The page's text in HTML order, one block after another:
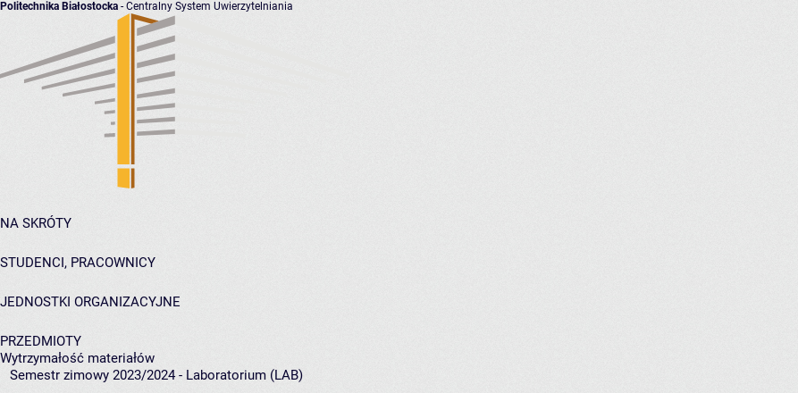
Politechnika Białostocka - Centralny System Uwierzytelniania
NA SKRÓTY
STUDENCI, PRACOWNICY
JEDNOSTKI ORGANIZACYJNE
PRZEDMIOTY
Wytrzymałość materiałów
Semestr zimowy 2023/2024 - Laboratorium (LAB)